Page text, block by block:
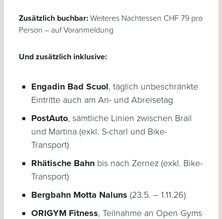
Zusätzlich buchbar: Weiteres Nachtessen CHF 79 pro
Person – auf Voranmeldung
Und zusätzlich inklusive:
Engadin Bad Scuol, täglich unbeschränkte
Eintritte auch am An- und Abreisetag
PostAuto, sämtliche Linien zwischen Brail
und Martina (exkl. S-charl und Bike-
Transport)
Rhätische Bahnbis nach Zernez (exkl. Bike-
Transport)
Bergbahn Motta Naluns (23.5. – 1.11.26)
ORIGYM Fitness, Teilnahme an Open Gyms